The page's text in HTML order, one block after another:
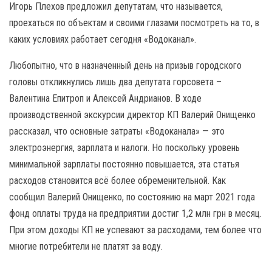
Игорь Плехов предложил депутатам, что называется,
проехаться по объектам и своими глазами посмотреть на то, в
каких условиях работает сегодня «Водоканал».
Любопытно, что в назначенный день на призыв городского
головы откликнулись лишь два депутата горсовета –
Валентина Епитроп и Алексей Андрианов. В ходе
производственной экскурсии директор КП Валерий Онищенко
рассказал, что основные затраты «Водоканала» — это
электроэнергия, зарплата и налоги. Но поскольку уровень
минимальной зарплаты постоянно повышается, эта статья
расходов становится всё более обременительной. Как
сообщил Валерий Онищенко, по состоянию на март 2021 года
фонд оплаты труда на предприятии достиг 1,2 млн грн в месяц.
При этом доходы КП не успевают за расходами, тем более что
многие потребители не платят за воду.